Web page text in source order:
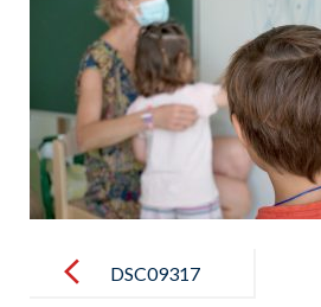
navigationDSC09317